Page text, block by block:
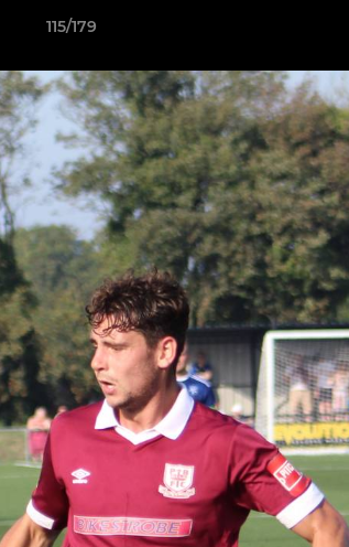
115/179